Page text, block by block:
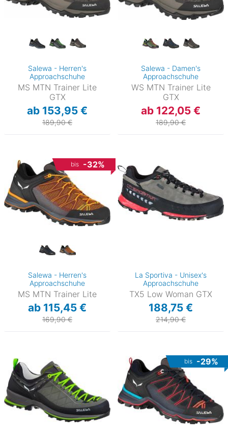
Salewa - Herren's
Approachschuhe
MS MTN Trainer Lite
GTX
ab 153,95 €
189,90 €
Salewa - Damen's
Approachschuhe
WS MTN Trainer Lite
GTX
ab 122,05 €
189,90 €
bis -32%
Salewa - Herren's
Approachschuhe
MS MTN Trainer Lite
ab 115,45 €
169,90 €
La Sportiva - Unisex's
Approachschuhe
TX5 Low Woman GTX
188,75 €
214,90 €
bis -29%